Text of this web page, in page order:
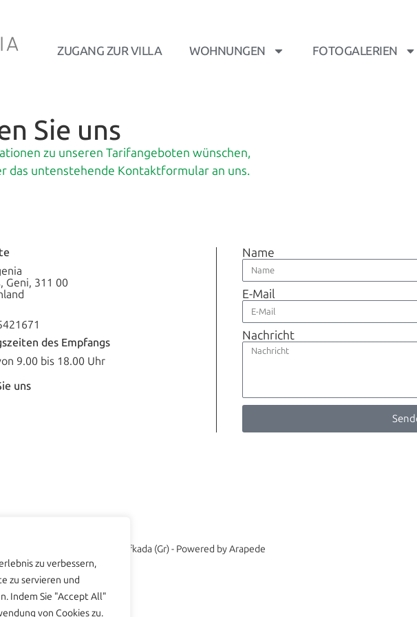
zu verbessern,
zu servieren und
Indem Sie "Accept All"
von Cookies zu.
ZUGANG ZUR VILLA WOHNUNGEN FOTOGALERIEN
Sie uns
zu unseren Tarifangeboten wünschen,
das untenstehende Kontaktformular an uns.
Geni, 311 00
des Empfangs
9.00 bis 18.00 Uhr
uns
Name
E-Mail
Nachricht
| Villa Evgenia - Lefkada (Gr) - Powered by Arapede